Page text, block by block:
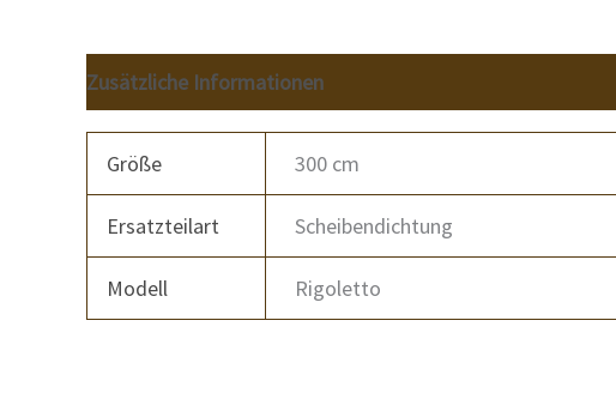
Zusätzliche Informationen
Größe 300 cm
Ersatzteilart Scheibendichtung
Modell Rigoletto